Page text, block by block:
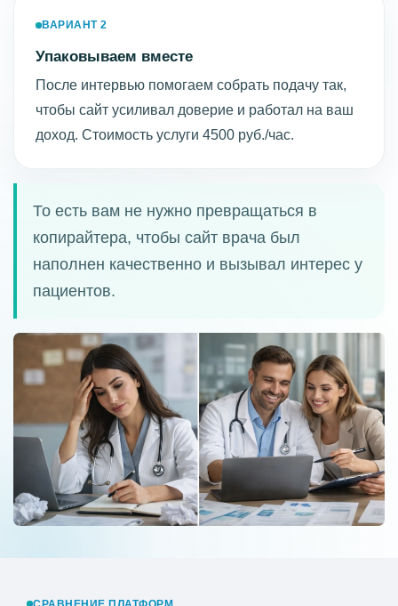
ВАРИАНТ 2
Упаковываем вместе
После интервью помогаем собрать подачу так,
чтобы сайт усиливал доверие и работал на ваш
доход. Стоимость услуги 4500 руб./час.
То есть вам не нужно превращаться в
копирайтера, чтобы сайт врача был
наполнен качественно и вызывал интерес у
пациентов.